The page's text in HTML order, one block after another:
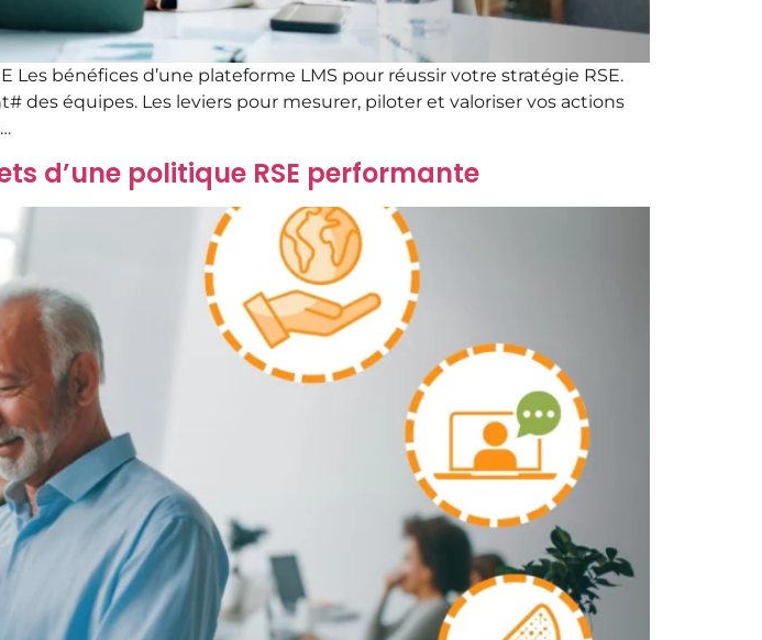
bénéfices d’une plateforme LMS pour réussir votre stratégie RSE.
des équipes. Les leviers pour mesurer, piloter et valoriser vos actions
d’une politique RSE performante